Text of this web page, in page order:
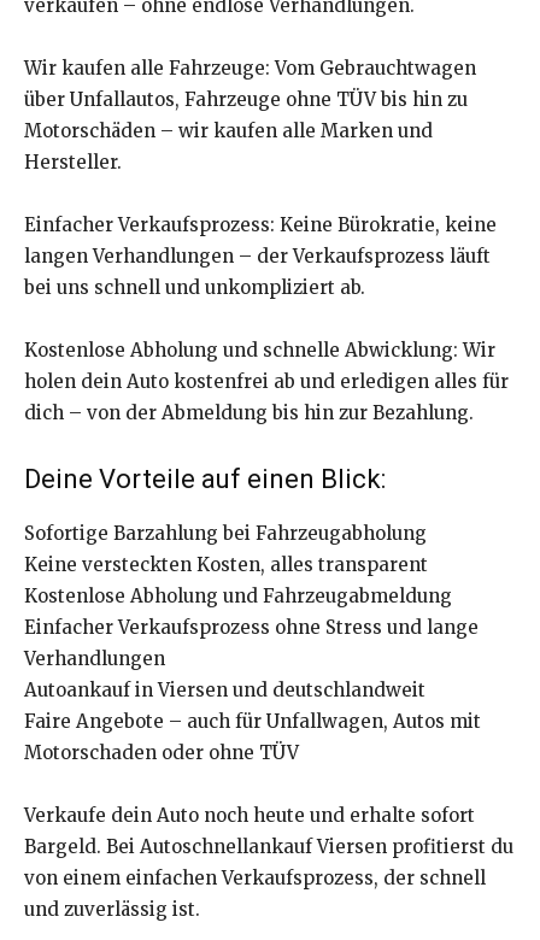
verkaufen – ohne endlose Verhandlungen.
Wir kaufen alle Fahrzeuge: Vom Gebrauchtwagen
über Unfallautos, Fahrzeuge ohne TÜV bis hin zu
Motorschäden – wir kaufen alle Marken und
Hersteller.
Einfacher Verkaufsprozess: Keine Bürokratie, keine
langen Verhandlungen – der Verkaufsprozess läuft
bei uns schnell und unkompliziert ab.
Kostenlose Abholung und schnelle Abwicklung: Wir
holen dein Auto kostenfrei ab und erledigen alles für
dich – von der Abmeldung bis hin zur Bezahlung.
Deine Vorteile auf einen Blick:
Sofortige Barzahlung bei Fahrzeugabholung
Keine versteckten Kosten, alles transparent
Kostenlose Abholung und Fahrzeugabmeldung
Einfacher Verkaufsprozess ohne Stress und lange
Verhandlungen
Autoankauf in Viersen und deutschlandweit
Faire Angebote – auch für Unfallwagen, Autos mit
Motorschaden oder ohne TÜV
Verkaufe dein Auto noch heute und erhalte sofort
Bargeld. Bei Autoschnellankauf Viersen profitierst du
von einem einfachen Verkaufsprozess, der schnell
und zuverlässig ist.